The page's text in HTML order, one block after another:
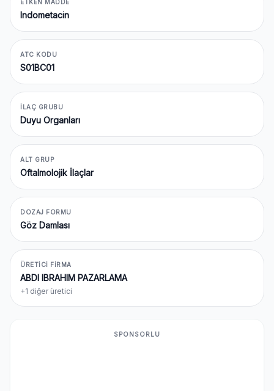
ETKEN MADDE
Indometacin
ATC KODU
S01BC01
İLAÇ GRUBU
Duyu Organları
ALT GRUP
Oftalmolojik İlaçlar
DOZAJ FORMU
Göz Damlası
ÜRETICI FIRMA
ABDI IBRAHIM PAZARLAMA
+1 diğer üretici
SPONSORLU